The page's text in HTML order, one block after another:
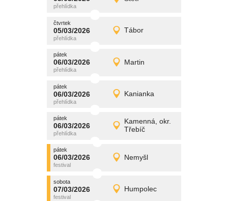
čtvrtek Detail
čtvrtek
05/03/2026 Tábor
čtvrtek
05/03/2026 Detail
promítání
pátek
06/03/2026 Martin
pátek
06/03/2026 Detail
promítání
pátek
06/03/2026 Kanianka
pátek
06/03/2026 Detail
promítání
pátek
06/03/2026
Kamenná, okr.
Třebíč
pátek
06/03/2026 Detail
promítání
pátek
06/03/2026 Nemyšl
pátek
06/03/2026 Detail
promítání
sobota
07/03/2026 Humpolec
sobota
07/03/2026 Detail
promítání